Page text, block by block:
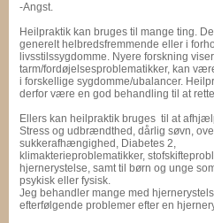
-Angst.
Heilpraktik kan bruges til mange ting.
generelt helbredsfremmende eller i
livsstilssygdomme. Nyere forskning
tarm/fordøjelsesproblematikker, kan
i forskellige sygdomme/ubalancer.
derfor være en god behandling til at
Ellers kan heilpraktik bruges til at
Stress og udbrændthed, dårlig søvn,
sukkerafhængighed, Diabetes 2,
klimakterieproblematikker,
hjernerystelse, samt til børn og unge
psykisk eller fysisk.
Jeg behandler mange med
efterfølgende problemer efter en